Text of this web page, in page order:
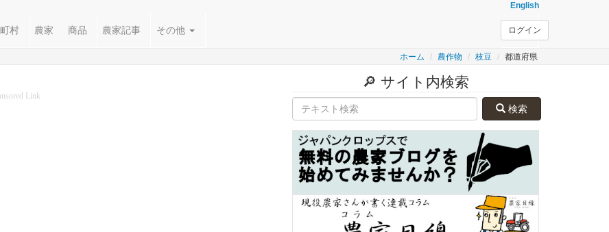
English
村 農家 商品 農家記事 その他 ログイン
ホーム 農作物 枝豆 都道府県
Link
🔎 サイト内検索
検索